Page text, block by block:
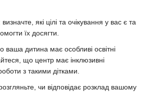
які цілі та очікування у вас є та
їх досягти.
ваша дитина має особливі освітні
що центр має інклюзивні
з такими дітками.
чи відповідає розклад вашому